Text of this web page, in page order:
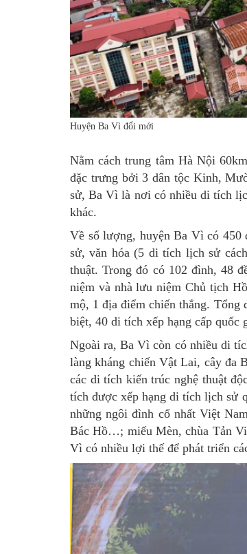
Huyện Ba Vì đổi mới
Nằm cách trung tâm Hà Nội
đặc trưng bởi 3 dân tộc Kinh,
sử, Ba Vì là nơi có nhiều di tích
khác.
Về số lượng, huyện Ba Vì có
sử, văn hóa (5 di tích lịch sử
thuật. Trong đó có 102 đình, 48
niệm và nhà lưu niệm Chủ tịch
mộ, 1 địa điểm chiến thắng. Tổng
biệt, 40 di tích xếp hạng cấp quốc
Ngoài ra, Ba Vì còn có nhiều di
làng kháng chiến Vật Lai, cây đa
các di tích kiến trúc nghệ thuật
tích được xếp hạng di tích lịch sử
những ngôi đình cổ nhất Việt
Bác Hồ…; miếu Mèn, chùa Tản
Vì có nhiều lợi thế để phát triển